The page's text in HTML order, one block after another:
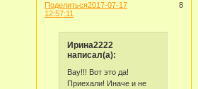
Поделиться 8
2017-07-17
12:57:11
Ирина2222
написал(а):
Вау!!! Вот это да!
Приехали! Иначе и не